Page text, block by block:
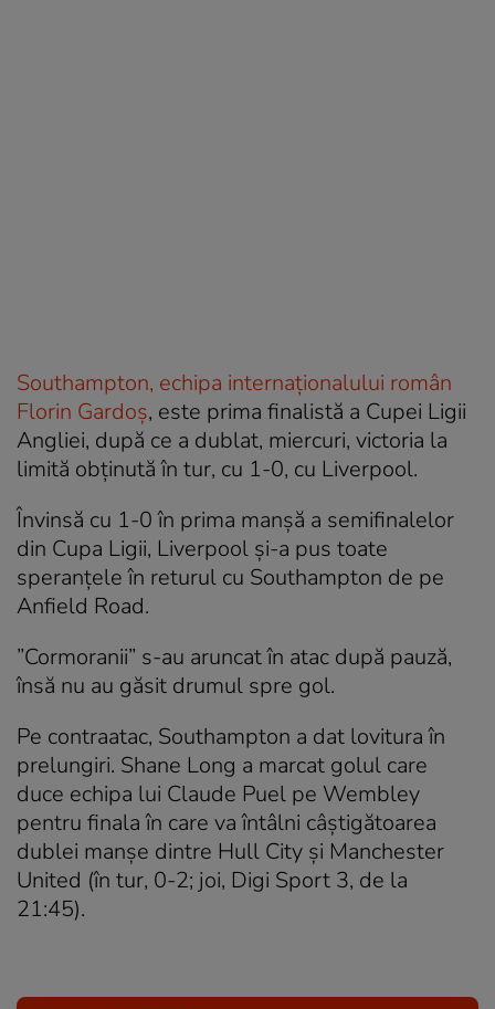
Southampton, echipa internaționalului român
Florin Gardoș, este prima finalistă a Cupei Ligii
Angliei, după ce a dublat, miercuri, victoria la
limită obținută în tur, cu 1-0, cu Liverpool.
Învinsă cu 1-0 în prima manşă a semifinalelor
din Cupa Ligii, Liverpool şi-a pus toate
speranţele în returul cu Southampton de pe
Anfield Road.
”Cormoranii” s-au aruncat în atac după pauză,
însă nu au găsit drumul spre gol.
Pe contraatac, Southampton a dat lovitura în
prelungiri. Shane Long a marcat golul care
duce echipa lui Claude Puel pe Wembley
pentru finala în care va întâlni câştigătoarea
dublei manşe dintre Hull City şi Manchester
United (în tur, 0-2; joi, Digi Sport 3, de la
21:45).